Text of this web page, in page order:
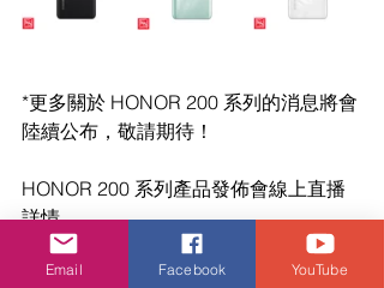
*更多關於 HONOR 200 系列的消息將會
陸續公布，敬請期待！
HONOR 200 系列產品發佈會線上直播
詳情
日期: 2024 年 6 月 21 日 (星期五)
時間: 2:30pm
Email Facebook YouTube